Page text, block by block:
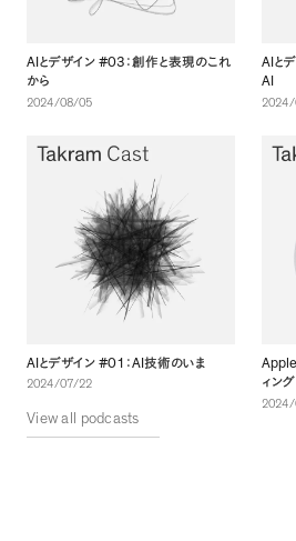
AI とデザイン #03 ：創作と表現のこれ
から
2024/08/05
AI と
AI
AI とデザイン #01 ：AI 技術のいま
2024/07/22
ィング
View all podcasts